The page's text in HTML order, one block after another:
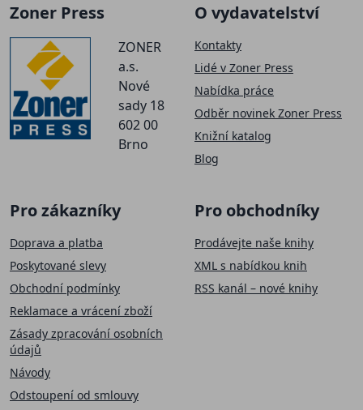
Zoner Press
ZONER
a.s.
Nové
sady 18
602 00
Brno
O vydavatelství
Kontakty
Lidé v Zoner Press
Nabídka práce
Odběr novinek Zoner Press
Knižní katalog
Blog
Pro zákazníky
Doprava a platba
Poskytované slevy
Obchodní podmínky
Reklamace a vrácení zboží
Zásady zpracování osobních
údajů
Návody
Odstoupení od smlouvy
Pro obchodníky
Prodávejte naše knihy
XML s nabídkou knih
RSS kanál – nové knihy